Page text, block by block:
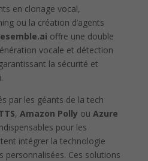
en clonage vocal,
ou la création d’agents
offre une double
vocale et détection
la sécurité et
par les géants de la tech
, Amazon Polly ou Azure
pour les
intégrer la technologie
personnalisées. Ces solutions